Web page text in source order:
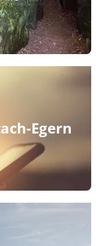
Egern